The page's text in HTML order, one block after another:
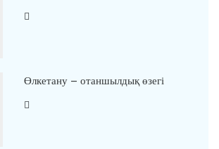
Өлкетану – отаншылдық өзегі